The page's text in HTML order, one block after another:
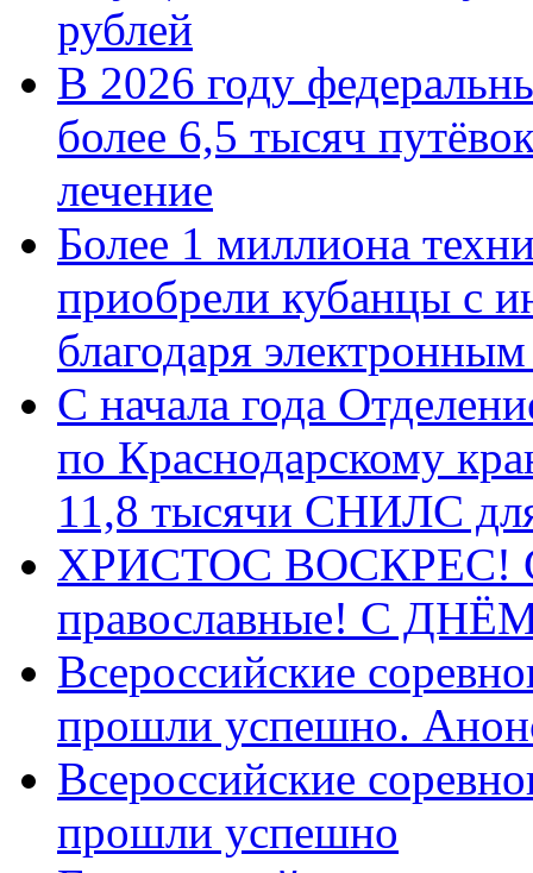
рублей
В 2026 году
более 6,5 тысяч
лечение
Более 1 миллиона
приобрели кубанцы с
благодаря
С начала года
по Краснодарскому
11,8 тысячи СНИЛС
ХРИСТОС ВОСКРЕС! С
православные! C
Всероссийские
прошли успешно.
Всероссийские
прошли успешно